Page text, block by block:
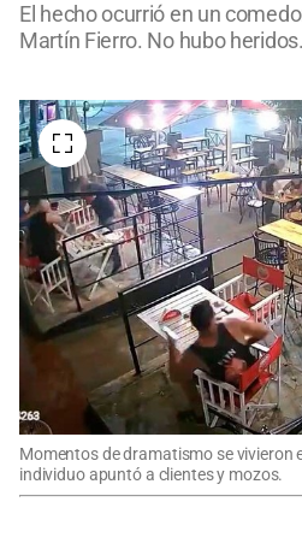
El hecho ocurrió en un
Martín Fierro. No hubo heridos.
Momentos de dramatismo se vivieron
individuo apuntó a clientes y mozos.